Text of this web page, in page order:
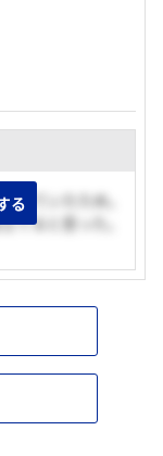
いていたため。
てると思った。
る